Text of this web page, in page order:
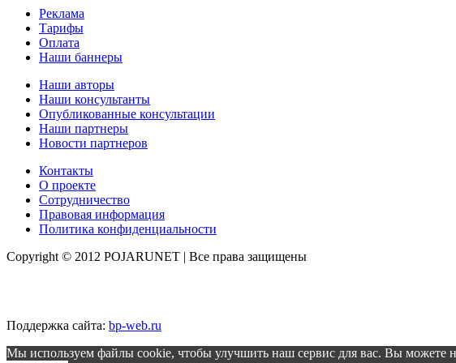
Реклама
Тарифы
Оплата
Наши баннеры
Наши авторы
Наши консультанты
Опубликованные консультации
Наши партнеры
Новости партнеров
Контакты
О проекте
Сотрудничество
Правовая информация
Политика конфиденциальности
Copyright © 2012 POJARUNET | Все права защищены
Поддержка сайта: bp-web.ru
Мы используем файлы cookie, чтобы улучшить наш сервис для вас. Вы